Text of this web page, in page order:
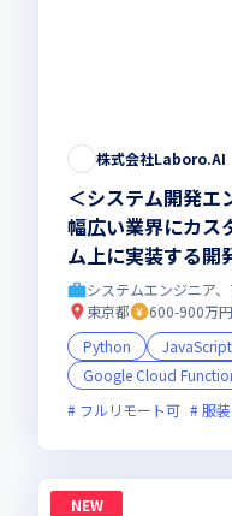
株式会社Laboro.AI
＜システム開発エ
幅広い業界にカス
ム上に実装する
ス上場◢◤フルリ
システムエンジニア
東京都
600-900万円
Python
JavaScript
Google Cloud
フルリモート可
服
NEW